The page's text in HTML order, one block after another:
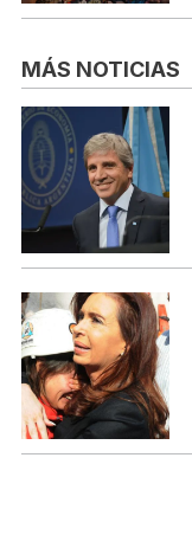
MÁS NOTICIAS